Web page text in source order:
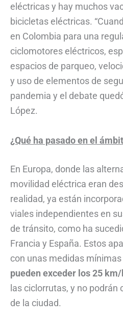
eléctricas y hay muchos
bicicletas eléctricas.
en Colombia para una
ciclomotores eléctricos,
espacios de parqueo,
y uso de elementos de
pandemia y el debate
López.
¿Qué ha pasado en el
En Europa, donde las
movilidad eléctrica eran
realidad, ya están
viales independientes en
de tránsito, como ha
Francia y España. Estos
con unas medidas
pueden exceder los 25 km/
las ciclorrutas, y no podrán
de la ciudad.